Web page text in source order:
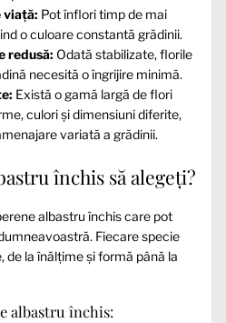
viață: Pot înflori timp de mai
o culoare constantă grădinii.
redusă: Odată stabilizate, florile
necesită o îngrijire minimă.
Există o gamă largă de flori
culori și dimensiuni diferite,
variată a grădinii.
închis să alegeți?
albastru închis care pot
Fiecare specie
la înălțime și formă până la
albastru închis: